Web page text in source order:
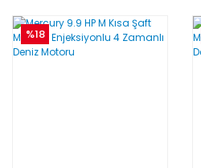
%18